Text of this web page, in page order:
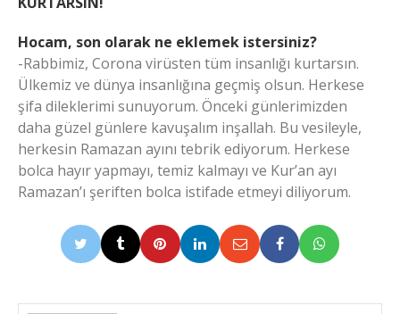
Hocam, son olarak ne eklemek istersiniz?
-Rabbimiz, Corona virüsten tüm insanlığı kurtarsın.
Ülkemiz ve dünya insanlığına geçmiş olsun. Herkese
şifa dileklerimi sunuyorum. Önceki günlerimizden
daha güzel günlere kavuşalım inşallah. Bu vesileyle,
herkesin Ramazan ayını tebrik ediyorum. Herkese
bolca hayır yapmayı, temiz kalmayı ve Kur’an ayı
Ramazan’ı şeriften bolca istifade etmeyi diliyorum.